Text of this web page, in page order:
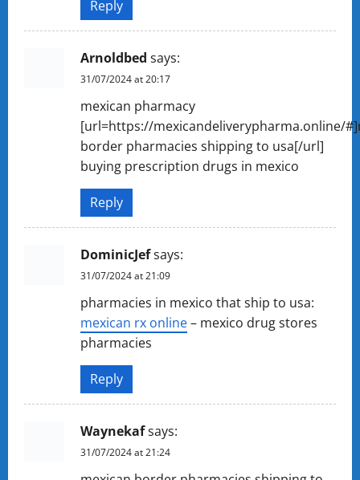
Reply
Arnoldbed says:
31/07/2024 at 20:17
mexican pharmacy
[url=https://mexicandeliverypharma.online/
border pharmacies shipping to usa[/url]
buying prescription drugs in mexico
Reply
DominicJefsays:
31/07/2024 at 21:09
pharmacies in mexico that ship to usa:
mexican rx online– mexico drug stores
pharmacies
Reply
Waynekafsays:
31/07/2024 at 21:24